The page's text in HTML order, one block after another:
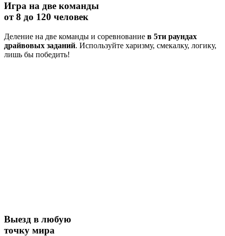
Игра на две команды
от 8 до 120 человек
Деление на две команды и соревнование в 5ти раундах
драйвовых заданий. Используйте харизму, смекалку, логику,
лишь бы победить!
Выезд в любую
точку мира